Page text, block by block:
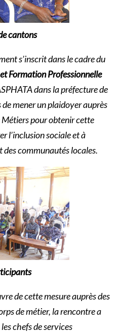
cantons
s’inscrit dans le cadre du
Formation Professionnelle
dans la préfecture de
mener un plaidoyer auprès
Métiers pour obtenir cette
l’inclusion sociale et à
communautés locales.
de cette mesure auprès des
de métier, la rencontre a
chefs de services